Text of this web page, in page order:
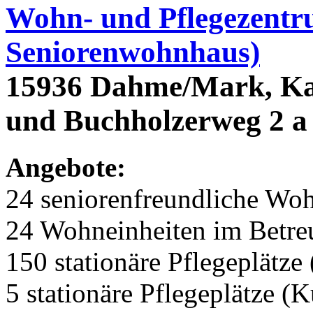
Wohn- und
Seniorenwohnhaus)
15936 Dahme/Mark,
und Buchholzerweg 2 a
Angebote:
24 seniorenfreundliche
24 Wohneinheiten im
150 stationäre
5 stationäre Pflegeplätze